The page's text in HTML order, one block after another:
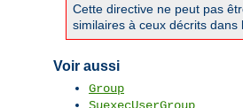
Cette directive ne peut pas
similaires à ceux décrits dans
Voir aussi
Group